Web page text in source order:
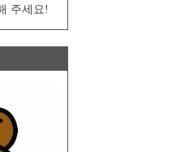
주세요!